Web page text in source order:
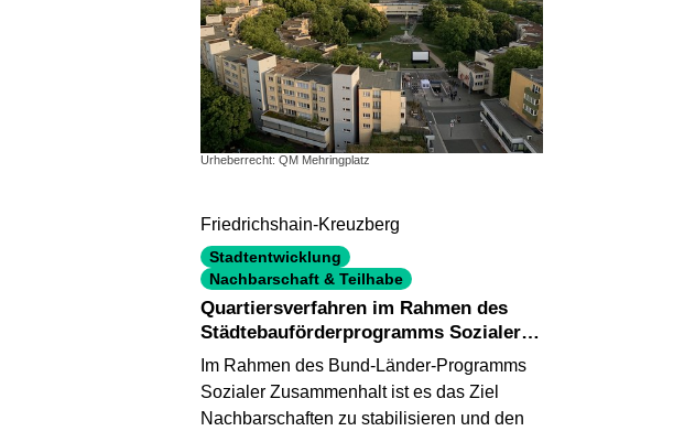
Urheberrecht: QM Mehringplatz
Friedrichshain-Kreuzberg
Stadtentwicklung
Nachbarschaft & Teilhabe
Quartiersverfahren im Rahmen des
Städtebauförderprogramms Sozialer
Zusammenhalt „QM-Gebiet
Mehringplatz"
Im Rahmen des Bund-Länder-Programms
Sozialer Zusammenhalt ist es das Ziel
Nachbarschaften zu stabilisieren und den